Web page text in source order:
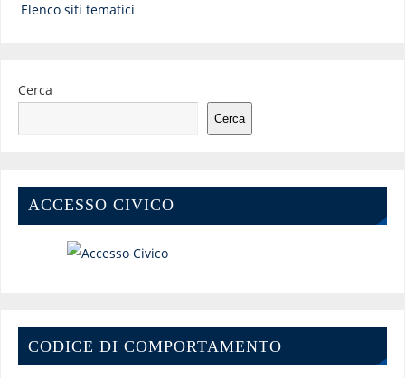
Elenco siti tematici
Cerca
Cerca
ACCESSO CIVICO
CODICE DI COMPORTAMENTO